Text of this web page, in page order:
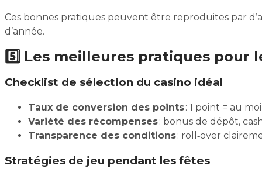
Ces bonnes pratiques peuvent être reproduites par
d’année.
5️⃣ Les meilleures pratiques pour
Checklist de sélection du casino idéal
Taux de conversion des points: 1 point = au
Variété des récompenses: bonus de dépôt,
Transparence des conditions: roll‑over
Stratégies de jeu pendant les fêtes